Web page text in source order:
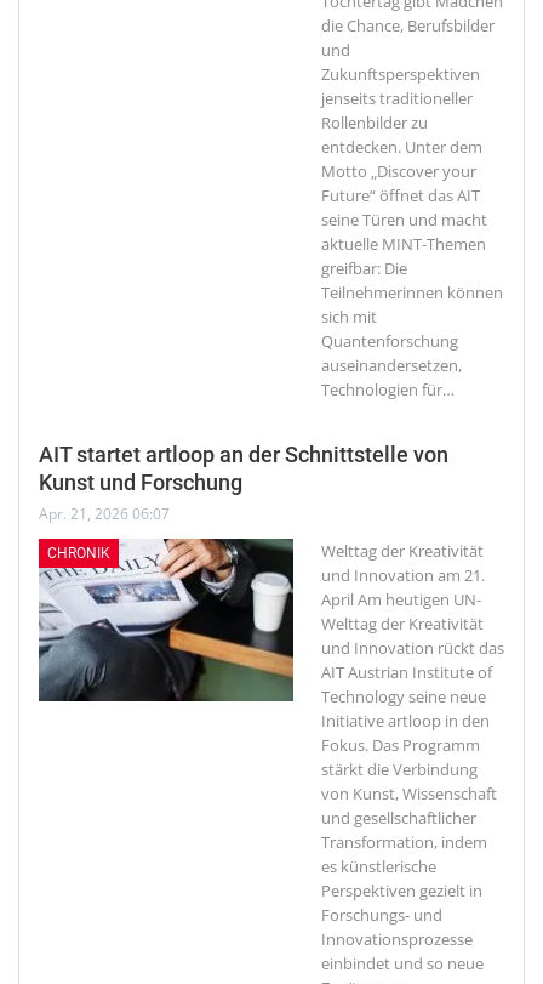
die Chance, Berufsbilder
und
Zukunftsperspektiven
jenseits traditioneller
Rollenbilder zu
entdecken. Unter dem
Motto „Discover your
Future“ öffnet das AIT
seine Türen und macht
aktuelle MINT-Themen
greifbar: Die
Teilnehmerinnen können
sich mit
Quantenforschung
auseinandersetzen,
Technologien für…
AIT startet artloop an der Schnittstelle von
Kunst und Forschung
Apr. 21, 2026 06:07
CHRONIK
Welttag der Kreativität
und Innovation am 21.
April Am heutigen UN-
Welttag der Kreativität
und Innovation rückt das
AIT Austrian Institute of
Technology seine neue
Initiative artloop in den
Fokus. Das Programm
stärkt die Verbindung
von Kunst, Wissenschaft
und gesellschaftlicher
Transformation, indem
es künstlerische
Perspektiven gezielt in
Forschungs- und
Innovationsprozesse
einbindet und so neue